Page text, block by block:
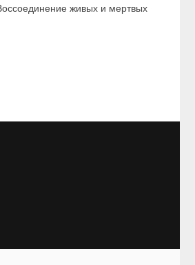
живых и мертвых